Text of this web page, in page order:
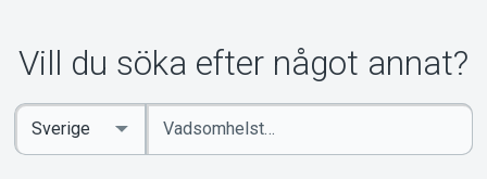
Vill du söka efter något annat?
Ange
sökord
Select
Country